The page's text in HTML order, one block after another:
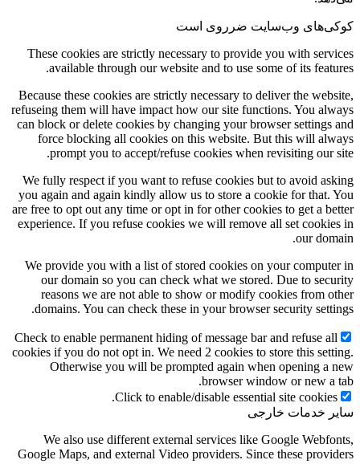
کوکی‌های وب‌سایت ضرروی است
These cookies are strictly necessary to provide you with services
available through our website and to use some of its features.
Because these cookies are strictly necessary to deliver the website,
refuseing them will have impact how our site functions. You always
can block or delete cookies by changing your browser settings and
force blocking all cookies on this website. But this will always
prompt you to accept/refuse cookies when revisiting our site.
We fully respect if you want to refuse cookies but to avoid asking
you again and again kindly allow us to store a cookie for that. You
are free to opt out any time or opt in for other cookies to get a better
experience. If you refuse cookies we will remove all set cookies in
our domain.
We provide you with a list of stored cookies on your computer in
our domain so you can check what we stored. Due to security
reasons we are not able to show or modify cookies from other
domains. You can check these in your browser security settings.
Check to enable permanent hiding of message bar and refuse all
cookies if you do not opt in. We need 2 cookies to store this setting.
Otherwise you will be prompted again when opening a new
browser window or new a tab.
Click to enable/disable essential site cookies.
سایر خدمات خارجی
We also use different external services like Google Webfonts,
Google Maps, and external Video providers. Since these providers